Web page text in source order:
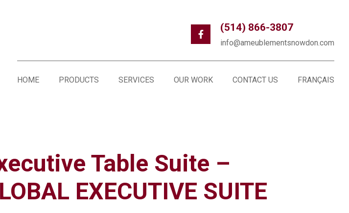
(514) 866-3807
info@ameublementsnowdon.com
HOME PRODUCTS SERVICES OUR WORK CONTACT US FRANÇAIS
Table Suite –
EXECUTIVE SUITE